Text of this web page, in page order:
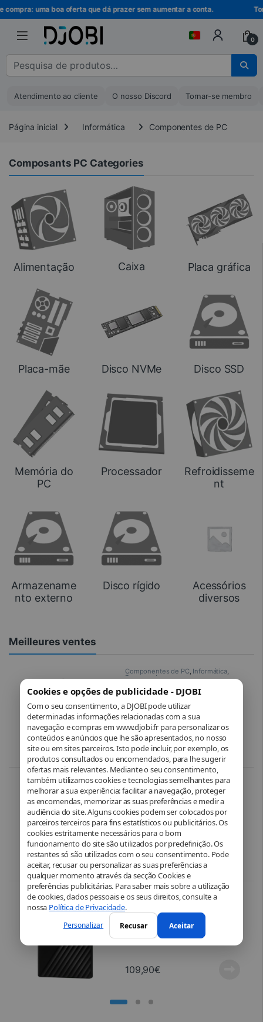
Cookies e opções de publicidade - DJOBI
Com o seu consentimento, a DJOBI pode utilizar
determinadas informações relacionadas com a sua
navegação e compras em www.djobi.fr para personalizar os
conteúdos e anúncios que lhe são apresentados, no nosso
site ou em sites parceiros. Isto pode incluir, por exemplo, os
produtos consultados ou encomendados, para lhe sugerir
ofertas mais relevantes. Mediante o seu consentimento,
também utilizamos cookies e tecnologias semelhantes para
melhorar a sua experiência: facilitar a navegação, proteger
as encomendas, memorizar as suas preferências e medir a
audiência do site. Alguns cookies podem ser colocados por
parceiros terceiros para fins estatísticos ou publicitários. Os
cookies estritamente necessários para o bom
funcionamento do site são utilizados por predefinição. Os
restantes só são utilizados com o seu consentimento. Pode
aceitar, recusar ou personalizar as suas preferências a
qualquer momento através da secção Cookies e
preferências publicitárias. Para saber mais sobre a utilização
de cookies, dados pessoais e os seus direitos, consulte a
nossa Política de Privacidade.
Personalizar Recusar Aceitar
Ir para a navegação
Ir para o conteúdo
uma boa oferta que dá prazer sem aumentar a conta.
0
Pesquisar por :
Atendimento ao cliente O nosso Discord Tornar-se membro
Página inicial Informática Componentes de PC
Composants PC Categories
Alimentação Caixa Placa gráfica
Placa-mãe Disco NVMe Disco SSD
Memória do
PC
Processador
Refroidisseme
nt
Armazename
nto externo
Disco rígido
Acessórios
diversos
Meilleures ventes
Componentes de PC, Informática,
Processador
4,8 GHz)
399,26€
Acessórios diversos,Componentes
de PC, Informática
Pâte thermique – Cooler Master –
HTK-002 Thermal Grease
8,99€
Componentes de PC,Informática
Western Digital – My Passport 2
TB – Disco rígido externo – Preto
109,90€